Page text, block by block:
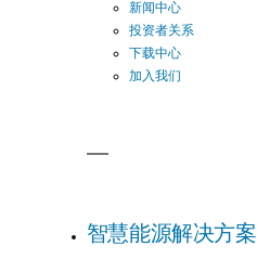
新闻中心
投资者关系
下载中心
加入我们
智慧能源解决方案